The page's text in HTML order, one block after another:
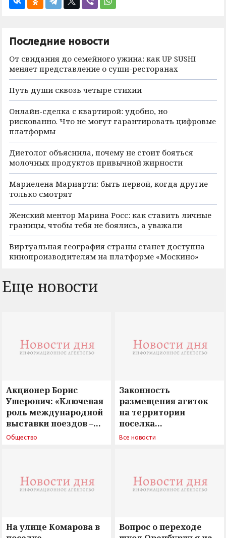
Последние новости
От свидания до семейного ужина: как UP SUSHI
меняет представление о суши-ресторанах
Путь души сквозь четыре стихии
Онлайн-сделка с квартирой: удобно, но
рискованно. Что не могут гарантировать цифровые
платформы
Диетолог объяснила, почему не стоит бояться
молочных продуктов привычной жирности
Мариелена Мариарти: быть первой, когда другие
только смотрят
Женский ментор Марина Росс: как ставить личные
границы, чтобы тебя не боялись, а уважали
Виртуальная география страны станет доступна
кинопроизводителям на платформе «Москино»
Еще новости
Акционер Борис
Ушерович: «Ключевая
роль международной
выставки поездов –
поиск ответов на
Общество
Законность
размещения агиток
на территории
поселка
Новосергиевка
Все новости
На улице Комарова в
Вопрос о переходе